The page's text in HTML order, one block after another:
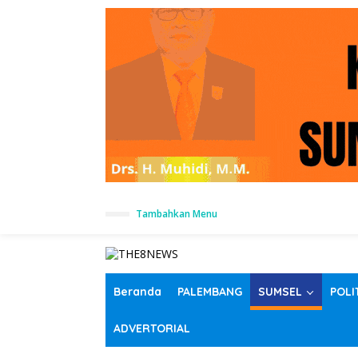
Tambahkan Menu
Beranda PALEMBANG SUMSEL
ADVERTORIAL